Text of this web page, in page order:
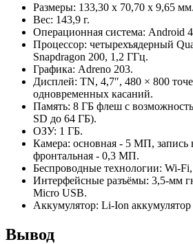
Размеры: 133,30 x 70,70 x 9,65 мм.
Вес: 143,9 г.
Операционная система: Android
Процессор: четырехъядерный
Snapdragon 200, 1,2 ГГц.
Графика: Adreno 203.
Дисплей: TN, 4,7″, 480 × 800
одновременных касаний.
Память: 8 ГБ флеш с
SD до 64 ГБ).
ОЗУ: 1 ГБ.
Камера: основная - 5 МП, запись
фронтальная - 0,3 МП.
Беспроводные технологии: Wi-
Интерфейсные разъёмы: 3,5-мм
Micro USB.
Аккумулятор: Li-Ion
Вывод